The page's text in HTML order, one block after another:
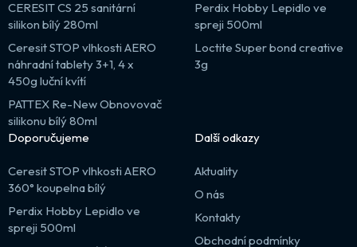
CERESIT CS 25 sanitární
silikon bílý 280ml
Ceresit STOP vlhkosti AERO
náhradní tablety 3+1, 4 x
450g luční kvítí
PATTEX Re-New Obnovovač
silikonu bílý 80ml
Perdix Hobby Lepidlo ve
spreji 500ml
Loctite Super bond creative
3g
Doporučujeme
Ceresit STOP vlhkosti AERO
360° koupelna bílý
Perdix Hobby Lepidlo ve
spreji 500ml
Další odkazy
Aktuality
O nás
Kontakty
Obchodní podmínky